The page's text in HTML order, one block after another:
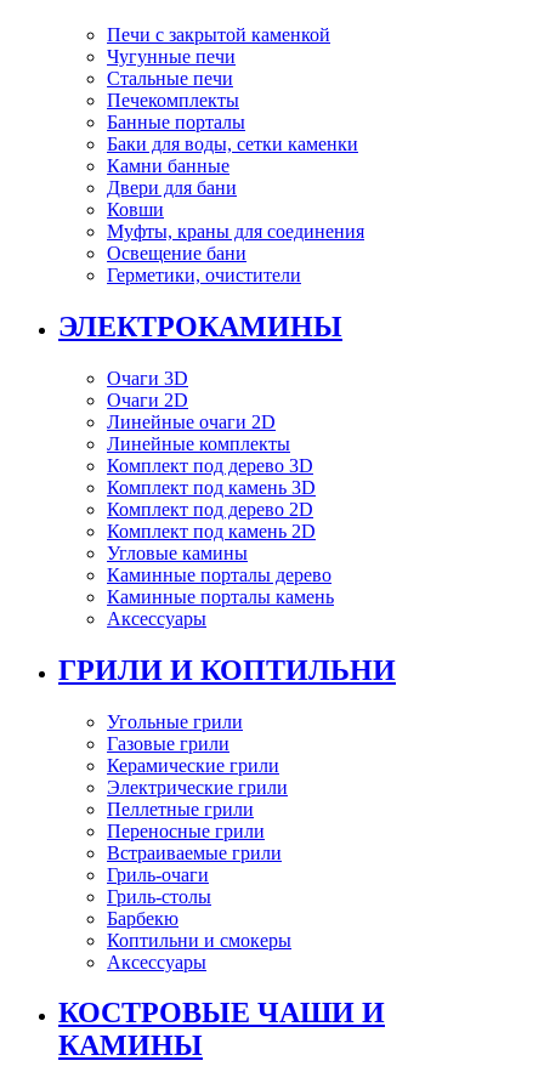
Печи с закрытой каменкой
Чугунные печи
Стальные печи
Печекомплекты
Банные порталы
Баки для воды, сетки каменки
Камни банные
Двери для бани
Ковши
Муфты, краны для соединения
Освещение бани
Герметики, очистители
ЭЛЕКТРОКАМИНЫ
Очаги 3D
Очаги 2D
Линейные очаги 2D
Линейные комплекты
Комплект под дерево 3D
Комплект под камень 3D
Комплект под дерево 2D
Комплект под камень 2D
Угловые камины
Каминные порталы дерево
Каминные порталы камень
Аксессуары
ГРИЛИ И КОПТИЛЬНИ
Угольные грили
Газовые грили
Керамические грили
Электрические грили
Пеллетные грили
Переносные грили
Встраиваемые грили
Гриль-очаги
Гриль-столы
Барбекю
Коптильни и смокеры
Аксессуары
КОСТРОВЫЕ ЧАШИ И
КАМИНЫ